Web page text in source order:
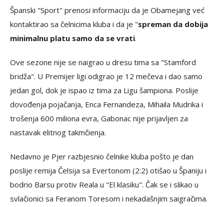
Španski "Sport" prenosi informaciju da je Obamejang već
kontaktirao sa čelnicima kluba i da je "spreman da dobija
minimalnu platu samo da se vrati.
Ove sezone nije se naigrao u dresu tima sa "Stamford
bridža". U Premijer ligi odigrao je 12 mečeva i dao samo
jedan gol, dok je ispao iz tima za Ligu šampiona. Poslije
dovođenja pojačanja, Enca Fernandeza, Mihaila Mudrika i
trošenja 600 miliona evra, Gabonac nije prijavljen za
nastavak elitnog takmčienja.
Nedavno je Pjer razbjesnio čelnike kluba pošto je dan
poslije remija Čelsija sa Evertonom (2:2) otišao u Španiju i
bodrio Barsu protiv Reala u "El klasiku". Čak se i slikao u
svlačionici sa Feranom Toresom i nekadašnjim saigračima.